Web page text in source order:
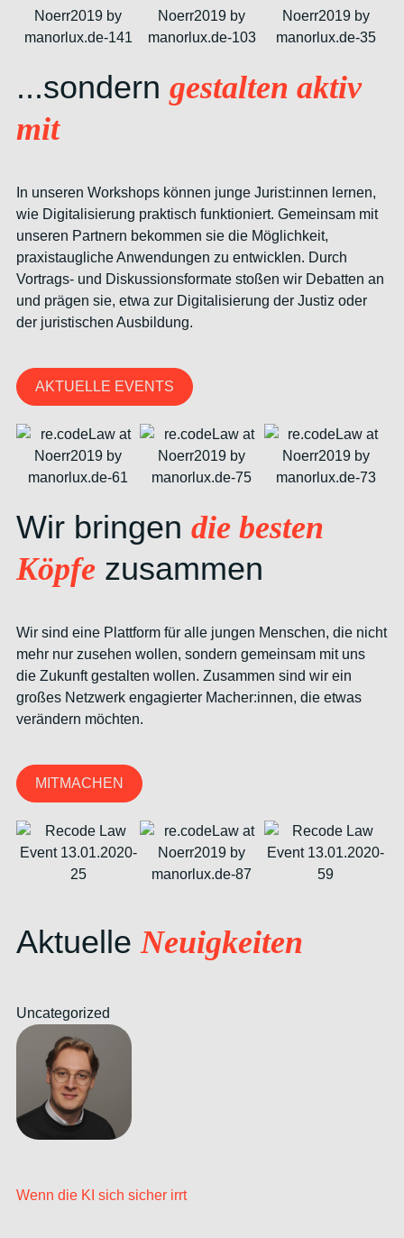
...sondern gestalten aktiv
mit
In unseren Workshops können junge Jurist:innen lernen,
wie Digitalisierung praktisch funktioniert. Gemeinsam mit
unseren Partnern bekommen sie die Möglichkeit,
praxistaugliche Anwendungen zu entwicklen. Durch
Vortrags- und Diskussionsformate stoßen wir Debatten an
und prägen sie, etwa zur Digitalisierung der Justiz oder
der juristischen Ausbildung.
AKTUELLE EVENTS
Wir bringen die besten
Köpfe zusammen
Wir sind eine Plattform für alle jungen Menschen, die nicht
mehr nur zusehen wollen, sondern gemeinsam mit uns
die Zukunft gestalten wollen. Zusammen sind wir ein
großes Netzwerk engagierter Macher:innen, die etwas
verändern möchten.
MITMACHEN
Aktuelle Neuigkeiten
Uncategorized
Wenn die KI sich sicher irrt